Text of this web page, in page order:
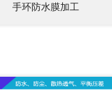
手环防水膜加工